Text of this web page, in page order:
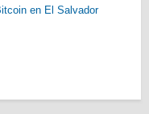
en El Salvador